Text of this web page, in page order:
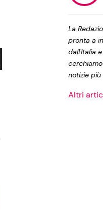
Privacy
La
pronta a
dall'Italia
notizie
Altri